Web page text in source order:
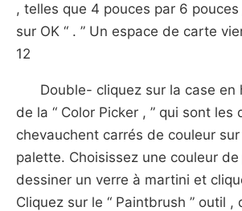
, telles que 4 pouces par 6
sur OK “ . ” Un espace de carte
12
Double- cliquez sur la case en
de la “ Color Picker , ” qui sont les
chevauchent carrés de couleur sur
palette. Choisissez une couleur
dessiner un verre à martini et
Cliquez sur le “ Paintbrush ” outil ,